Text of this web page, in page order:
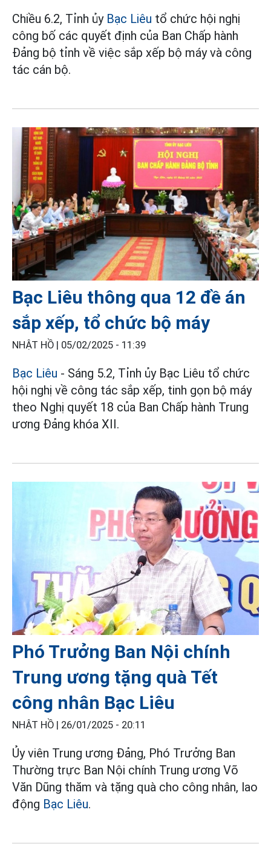
Chiều 6.2, Tỉnh ủy Bạc Liêu tổ chức hội nghị
công bố các quyết định của Ban Chấp hành
Đảng bộ tỉnh về việc sắp xếp bộ máy và công
tác cán bộ.
Bạc Liêu thông qua 12 đề án
sắp xếp, tổ chức bộ máy
NHẬT HỒ | 05/02/2025 - 11:39
Bạc Liêu - Sáng 5.2, Tỉnh ủy Bạc Liêu tổ chức
hội nghị về công tác sắp xếp, tinh gọn bộ máy
theo Nghị quyết 18 của Ban Chấp hành Trung
ương Đảng khóa XII.
Phó Trưởng Ban Nội chính
Trung ương tặng quà Tết
công nhân Bạc Liêu
NHẬT HỒ | 26/01/2025 - 20:11
Ủy viên Trung ương Đảng, Phó Trưởng Ban
Thường trực Ban Nội chính Trung ương Võ
Văn Dũng thăm và tặng quà cho công nhân, lao
động Bạc Liêu.